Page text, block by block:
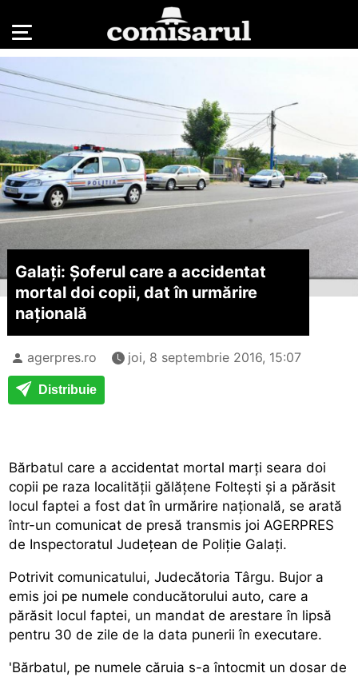
Galați: Șoferul care a accidentat
mortal doi copii, dat în urmărire
națională
agerpres.ro joi, 8 septembrie 2016, 15:07
Distribuie
Bărbatul care a accidentat mortal marți seara doi
copii pe raza localității gălățene Foltești și a părăsit
locul faptei a fost dat în urmărire națională, se arată
într-un comunicat de presă transmis joi AGERPRES
de Inspectoratul Județean de Poliție Galați.
Potrivit comunicatului, Judecătoria Târgu. Bujor a
emis joi pe numele conducătorului auto, care a
părăsit locul faptei, un mandat de arestare în lipsă
pentru 30 de zile de la data punerii în executare.
'Bărbatul, pe numele căruia s-a întocmit un dosar de